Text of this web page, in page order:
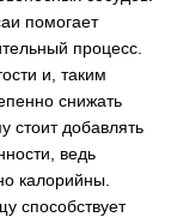
помогает
процесс.
и, таким
снижать
стоит добавлять
ведь
калорийны.
способствует